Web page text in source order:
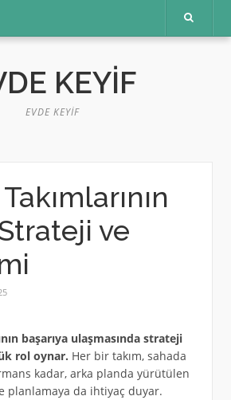
KEYIF
EVDE KEYIF
ve
başarıya ulaşmasında strateji
rol oynar. Her bir takım, sahada
kadar, arka planda yürütülen
planlamaya da ihtiyaç duyar.